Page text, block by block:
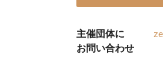
主催団体に
お問い合わせ